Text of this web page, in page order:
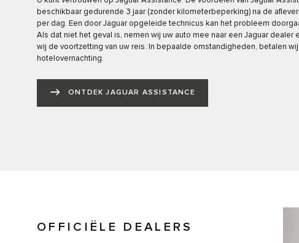
beschikbaar gedurende 3 jaar (zonder kilometerbeperking) na de
per dag. Een door Jaguar opgeleide technicus kan het probleem
Als dat niet het geval is, nemen wij uw auto mee naar een Jaguar dealer
wij de voortzetting van uw reis. In bepaalde omstandigheden, betalen
hotelovernachting.
ONTDEK JAGUAR ASSISTANCE
OFFICIËLE DEALERS